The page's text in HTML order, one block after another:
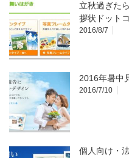
立秋過ぎた
拶状ドット
2016/8/7
2016年暑中
2016/7/10
個人向け・